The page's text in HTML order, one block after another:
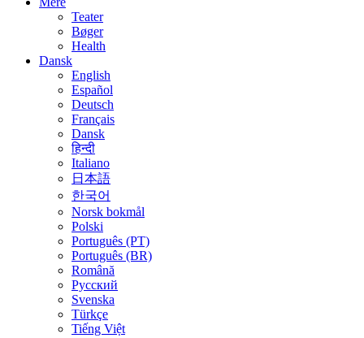
Teater
Bøger
Health
Dansk
English
Español
Deutsch
Français
Dansk
हिन्दी
Italiano
日本語
한국어
Norsk bokmål
Polski
Português (PT)
Português (BR)
Română
Русский
Svenska
Türkçe
Tiếng Việt